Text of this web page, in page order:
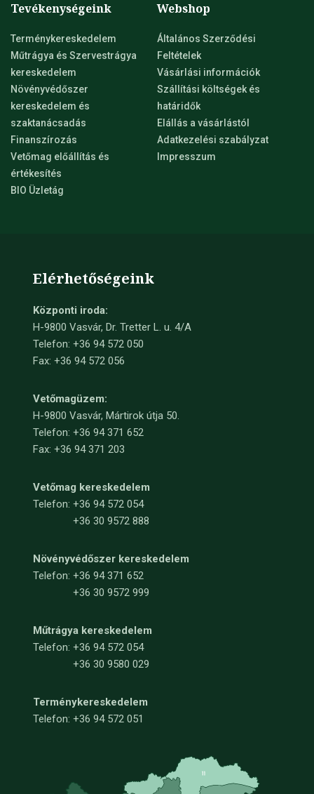
Tevékenységeink
Terménykereskedelem
Műtrágya és Szervestrágya
kereskedelem
Növényvédőszer
kereskedelem és
szaktanácsadás
Finanszírozás
Vetőmag előállítás és
értékesítés
BIO Üzletág
Webshop
Általános Szerződési
Feltételek
Vásárlási információk
Szállítási költségek és
határidők
Elállás a vásárlástól
Adatkezelési szabályzat
Impresszum
Elérhetőségeink
Központi iroda:
H-9800 Vasvár, Dr. Tretter L. u. 4/A
Telefon: +36 94 572 050
Fax: +36 94 572 056
Vetőmagüzem:
H-9800 Vasvár, Mártirok útja 50.
Telefon: +36 94 371 652
Fax: +36 94 371 203
Vetőmag kereskedelem
Telefon: +36 94 572 054
+36 30 9572 888
Növényvédőszer kereskedelem
Telefon: +36 94 371 652
+36 30 9572 999
Műtrágya kereskedelem
Telefon: +36 94 572 054
+36 30 9580 029
Terménykereskedelem
Telefon: +36 94 572 051